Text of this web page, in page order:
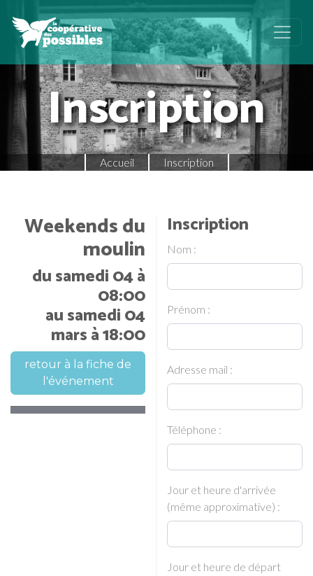
Inscription
Accueil Inscription
Weekends du
moulin
du samedi 04 à
08:00
au samedi 04
mars à 18:00
retour à la fiche de
l'événement
Inscription
Nom :
Prénom :
Adresse mail :
Téléphone :
Jour et heure d'arrivée
(même approximative) :
Jour et heure de départ